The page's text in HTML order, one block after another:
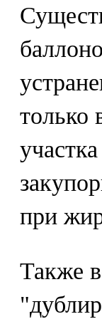
только
при
Также